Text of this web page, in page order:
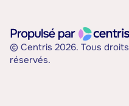
© Centris 2026. Tous droits
réservés.